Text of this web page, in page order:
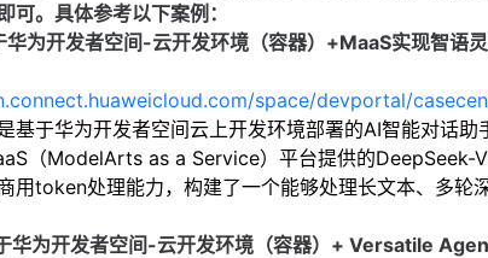
可。具体参考以下案例：
为开发者空间-云开发环境（容器） +MaaS实现智语
space/devportal/
基于华为开发者空间云上开发环境部署的AI智能对话助
（ModelArts as a Service）平台提供的DeepSeek-
用token处理能力，构建了一个能够处理长文本、多轮
华为开发者空间-云开发环境（容器） + Versatile